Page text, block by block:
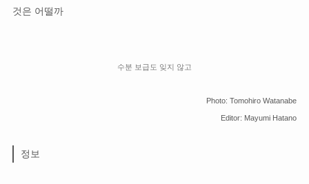
것은 어떨까
수분 보급도 잊지 않고
Photo: Tomohiro Watanabe
Editor: Mayumi Hatano
정보